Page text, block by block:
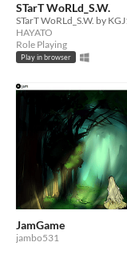
STarT WoRLd_S.W.
HAYATO
Role Playing
Play in browser
JamGame
jambo531